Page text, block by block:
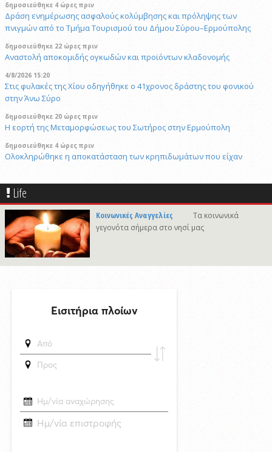
δημοσιεύθηκε 4 ώρες πριν
Δράση ενημέρωσης ασφαλούς κολύμβησης και πρόληψης των
πνιγμών από το Τμήμα Τουρισμού του Δήμου Σύρου–Ερμούπολης
δημοσιεύθηκε 22 ώρες πριν
Αναστολή αποκομιδής ογκωδών και προϊόντων κλαδονομής
4/8/2026 15:20
Στις φυλακές της Χίου οδηγήθηκε ο 41χρονος δράστης του φονικού
στην Άνω Σύρο
δημοσιεύθηκε 20 ώρες πριν
Η εορτή της Μεταμορφώσεως του Σωτήρος στην Ερμούπολη
δημοσιεύθηκε 4 ώρες πριν
Oλοκληρώθηκε η αποκατάσταση των κρηπιδωμάτων που είχαν
δημοσιεύθηκε 15 ώρες πριν
Καλλιτέχνες από τη Σύρο, την Ελβετία και την Ιαπωνία συναντιούνται
στην Άνω Σύρο
δημοσιεύθηκε 4 ώρες πριν
Στο νησί της Κύθνου το 12ο Cycladic Young Patrons Summer Weekend
του Μουσείου Κυκλαδικής Τέχνης
καμπίνα του
Life
Κοινωνικές Αναγγελίες
Τα κοινωνικά
γεγονότα σήμερα στο νησί μας